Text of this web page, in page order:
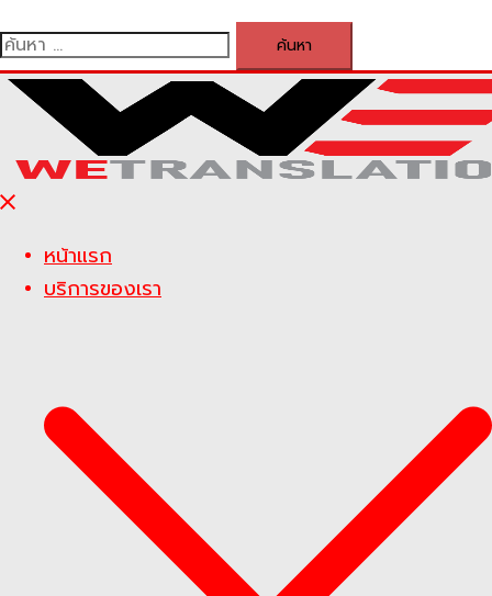
ค้นหา
สำหรับ:
Close
หน้าแรก
บริการของเรา